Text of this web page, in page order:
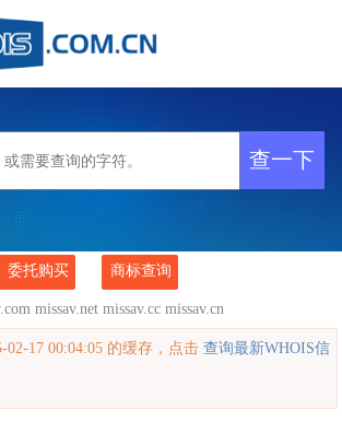
委托购买 商标查询
missav.net missav.cc missav.cn
02-17 00:04:05 的缓存，点击查询最新WHOIS信